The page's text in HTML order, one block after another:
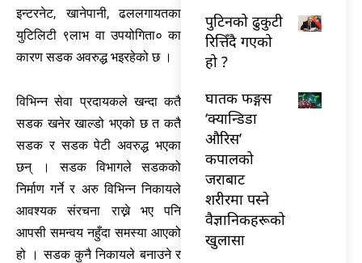
इन्टरनेट, खानेपानी, ढललगायतका
युटिलिटी ९लाभ वा उपयोगिता० का
कारण सडक अवरुद्ध भइरहेको छ ।
विभिन्न सेवा प्रदायकले खन्दा कतै
सडक खनेर खाल्डो भएको छ त कतै
सडक र सडक पेटी अवरुद्ध भएका
छन् । सडक विभागले सडकको
निर्माण गर्ने र अरु विभिन्न निकायले
आवश्यक संरचना राख्ने भए पनि
आपसी समन्वय नहुँदा समस्या आएको
हो । सडक कुनै निकायले बनाउने र
पुटिनको ढुकुटी
रित्तिँदै गएको
हो ?
घातक फङ्गस
‘क्यान्डिडा
औरिस’
कपालको
जराबाट
शरीरमा पस्ने
वैज्ञानिकहरूको
खुलासा